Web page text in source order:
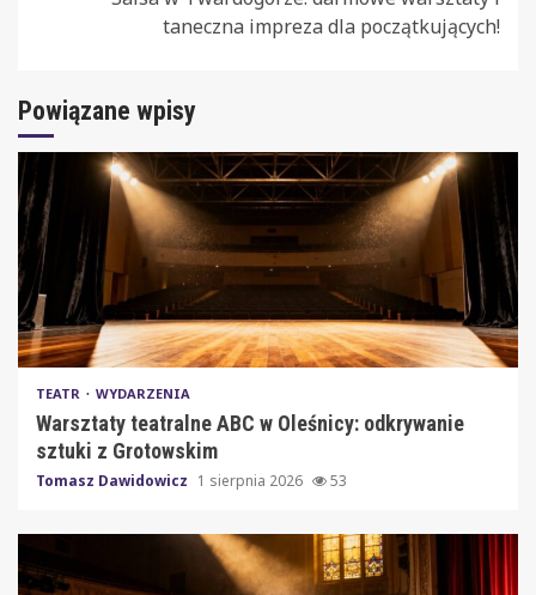
taneczna impreza dla początkujących!
Powiązane wpisy
TEATR WYDARZENIA
Warsztaty teatralne ABC w Oleśnicy: odkrywanie
sztuki z Grotowskim
Tomasz Dawidowicz 1 sierpnia 2026 53